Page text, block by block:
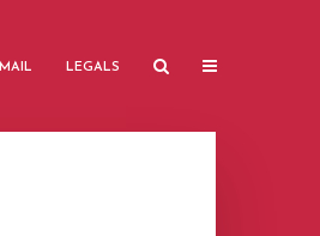
MAIL LEGALS